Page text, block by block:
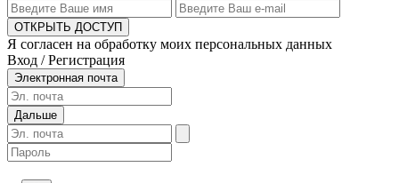
ОТКРЫТЬ ДОСТУП
Я согласен на обработку моих персональных данных
Вход / Регистрация
Электронная почта
Дальше